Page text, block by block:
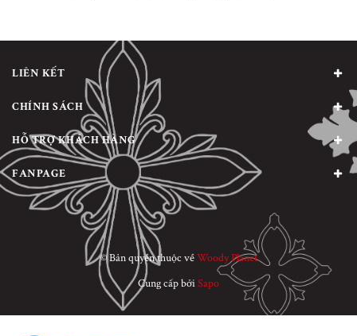
LIÊN KẾT
CHÍNH SÁCH
HỖ TRỢ KHÁCH HÀNG
FANPAGE
© Bản quyền thuộc vềWoody Planet
Cung cấp bởiSapo